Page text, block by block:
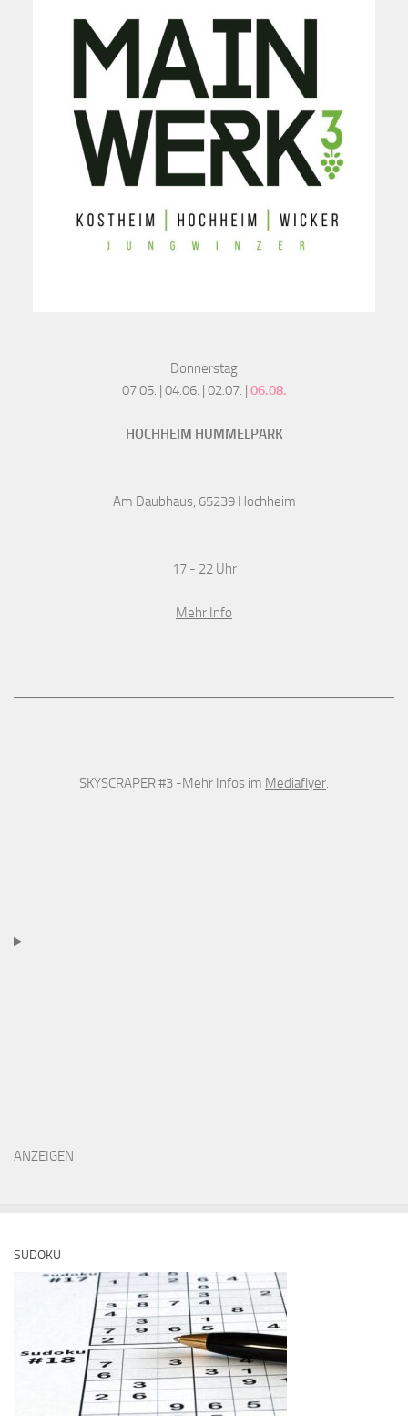
Donnerstag
07.05. | 04.06. | 02.07. | 06.08.
HOCHHEIM HUMMELPARK
Am Daubhaus, 65239 Hochheim
17 - 22 Uhr
Mehr Info
SKYSCRAPER #3 -Mehr Infos im Mediaflyer.
ANZEIGEN
SUDOKU